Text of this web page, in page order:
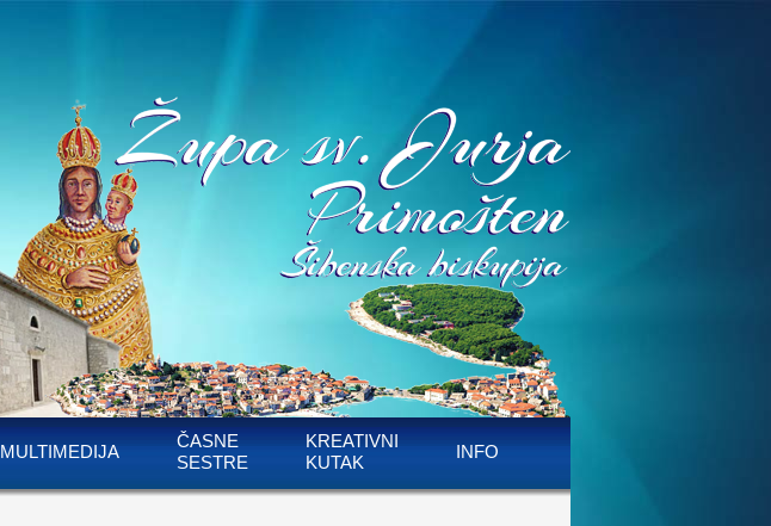
MULTIMEDIJA
ČASNE
SESTRE
KREATIVNI
KUTAK
INFO